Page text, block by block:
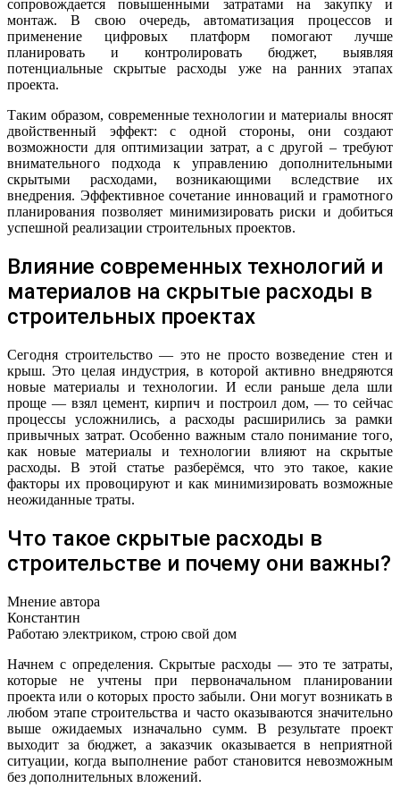
сопровождается повышенными затратами на закупку и
монтаж. В свою очередь, автоматизация процессов и
применение цифровых платформ помогают лучше
планировать и контролировать бюджет, выявляя
потенциальные скрытые расходы уже на ранних этапах
проекта.
Таким образом, современные технологии и материалы вносят
двойственный эффект: с одной стороны, они создают
возможности для оптимизации затрат, а с другой – требуют
внимательного подхода к управлению дополнительными
скрытыми расходами, возникающими вследствие их
внедрения. Эффективное сочетание инноваций и грамотного
планирования позволяет минимизировать риски и добиться
успешной реализации строительных проектов.
Влияние современных технологий и
материалов на скрытые расходы в
строительных проектах
Сегодня строительство — это не просто возведение стен и
крыш. Это целая индустрия, в которой активно внедряются
новые материалы и технологии. И если раньше дела шли
проще — взял цемент, кирпич и построил дом, — то сейчас
процессы усложнились, а расходы расширились за рамки
привычных затрат. Особенно важным стало понимание того,
как новые материалы и технологии влияют на скрытые
расходы. В этой статье разберёмся, что это такое, какие
факторы их провоцируют и как минимизировать возможные
неожиданные траты.
Что такое скрытые расходы в
строительстве и почему они важны?
Мнение автора
Константин
Работаю электриком, строю свой дом
Начнем с определения. Скрытые расходы — это те затраты,
которые не учтены при первоначальном планировании
проекта или о которых просто забыли. Они могут возникать в
любом этапе строительства и часто оказываются значительно
выше ожидаемых изначально сумм. В результате проект
выходит за бюджет, а заказчик оказывается в неприятной
ситуации, когда выполнение работ становится невозможным
без дополнительных вложений.